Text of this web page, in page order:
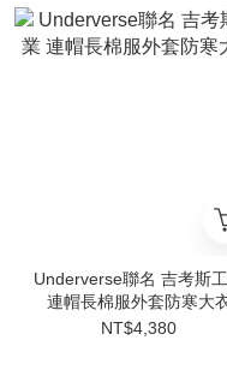
Underverse聯名 吉考斯
連帽長棉服外套防寒大
NT$4,380